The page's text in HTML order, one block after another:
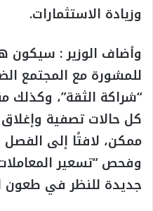
وزيادة الاستثمارات.
وأضاف الوزير : سيكون
للمشورة مع المجتمع
“شراكة الثقة”، وكذلك
كل حالات تصفية
ممكن، لافتًا إلى الفصل
وفحص “تسعير
جديدة للنظر في طعون